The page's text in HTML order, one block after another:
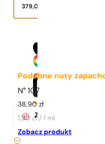
Podobne nuty
N° 107
38,90zł
1,30 zł / 1 ml
Zobacz produkt
379,00
Za zakup tego